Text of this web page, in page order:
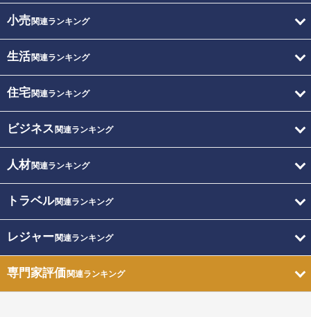
小売関連ランキング
生活関連ランキング
住宅関連ランキング
ビジネス 関連ランキング
人材関連ランキング
トラベル関連ランキング
レジャー関連ランキング
専門家評価関連ランキング